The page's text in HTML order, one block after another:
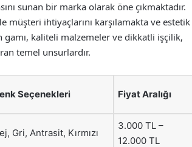
sunan bir marka olarak öne çıkmaktadır.
müşteri ihtiyaçlarını karşılamakta ve estetik
gamı, kaliteli malzemeler ve dikkatli işçilik,
temel unsurlardır.
Seçenekleri Fiyat Aralığı
Gri, Antrasit, Kırmızı
3.000 TL –
12.000 TL